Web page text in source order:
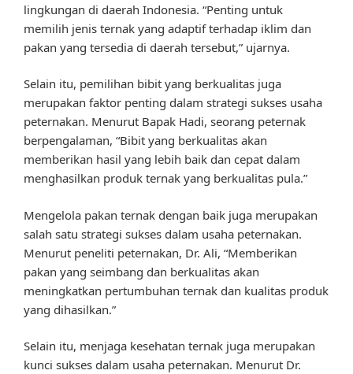
lingkungan di daerah Indonesia. “Penting untuk
memilih jenis ternak yang adaptif terhadap iklim dan
pakan yang tersedia di daerah tersebut,” ujarnya.
Selain itu, pemilihan bibit yang berkualitas juga
merupakan faktor penting dalam strategi sukses usaha
peternakan. Menurut Bapak Hadi, seorang peternak
berpengalaman, “Bibit yang berkualitas akan
memberikan hasil yang lebih baik dan cepat dalam
menghasilkan produk ternak yang berkualitas pula.”
Mengelola pakan ternak dengan baik juga merupakan
salah satu strategi sukses dalam usaha peternakan.
Menurut peneliti peternakan, Dr. Ali, “Memberikan
pakan yang seimbang dan berkualitas akan
meningkatkan pertumbuhan ternak dan kualitas produk
yang dihasilkan.”
Selain itu, menjaga kesehatan ternak juga merupakan
kunci sukses dalam usaha peternakan. Menurut Dr.